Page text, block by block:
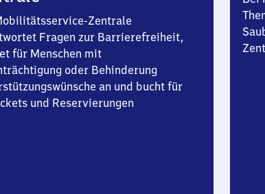
Zentrale
Fragen zur Barrierefreiheit,
für Menschen mit
oder Behinderung
an und bucht für
und Reservierungen